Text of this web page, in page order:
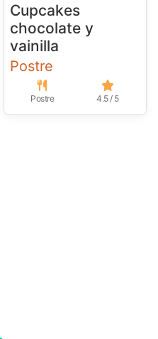
Cupcakes
chocolate y
vainilla
Postre
Postre 4.5 / 5